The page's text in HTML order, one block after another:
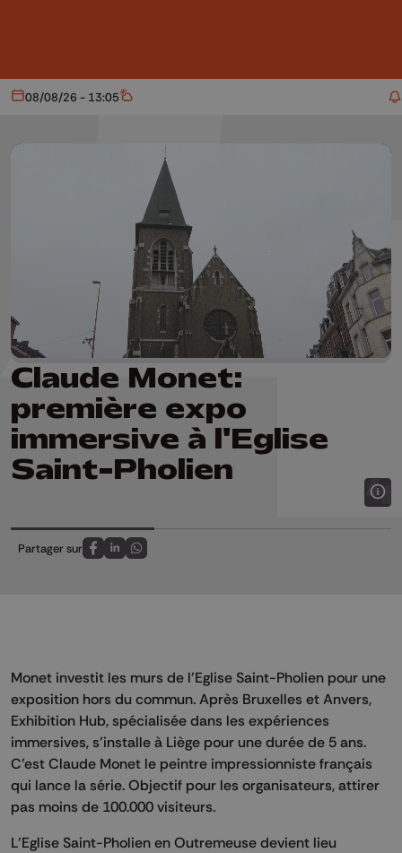
Aujourd'hui
08/08/26 - 13:05 Météo
Claude Monet:
première expo
immersive à l'Eglise
Saint-Pholien
Partager sur
Partagez sur FaceBook
Partagez sur LinkedIn
Partagez sur Whatsapp
Monet investit les murs de l’Eglise Saint-Pholien pour une
exposition hors du commun. Après Bruxelles et Anvers,
Exhibition Hub, spécialisée dans les expériences
immersives, s’installe à Liège pour une durée de 5 ans.
C’est Claude Monet le peintre impressionniste français
qui lance la série. Objectif pour les organisateurs, attirer
pas moins de 100.000 visiteurs.
L’Eglise Saint-Pholien en Outremeuse devient lieu